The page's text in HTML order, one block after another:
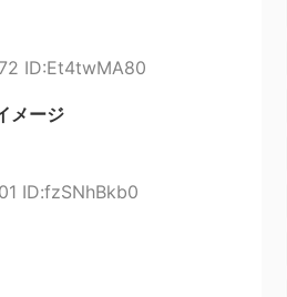
ID:Et4twMA80
メージ
ID:fzSNhBkb0